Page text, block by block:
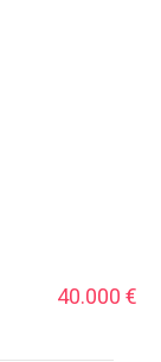
40.000 €